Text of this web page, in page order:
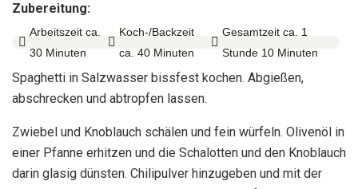
Zubereitung:

Arbeitszeit ca.
30 Minuten

Koch-/Backzeit
ca. 40 Minuten

Gesamtzeit ca. 1
Stunde 10 Minuten
Spaghetti in Salzwasser bissfest kochen. Abgießen,
abschrecken und abtropfen lassen.
Zwiebel und Knoblauch schälen und fein würfeln. Olivenöl in
einer Pfanne erhitzen und die Schalotten und den Knoblauch
darin glasig dünsten. Chilipulver hinzugeben und mit der